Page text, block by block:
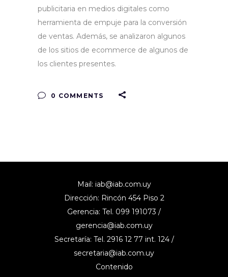
publicitaria en medios digitales como
herramienta de empuje para la conversión
de ventas. Además, se analizaron algunos
de los sitios de ecommerce de algunos de
los clientes presentes.
0 COMMENTS
Mail: iab@iab.com.uy
Dirección: Rincón 454 Piso 2
Gerencia: Tel. 099 191073 /
gerencia@iab.com.uy
Secretaría: Tel. 2916 12 77 int. 124 /
secretaria@iab.com.uy
Contenido